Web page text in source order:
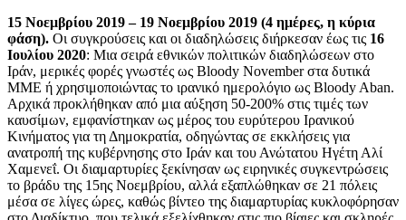
15 Νοεμβρίου 2019 – 19 Νοεμβρίου 2019 (4 ημέρες, η κύρια
φάση). Οι συγκρούσεις και οι διαδηλώσεις διήρκεσαν έως τις 16
Ιουλίου 2020: Μια σειρά εθνικών πολιτικών διαδηλώσεων στο
Ιράν, μερικές φορές γνωστές ως Bloody November στα δυτικά
ΜΜΕ ή χρησιμοποιώντας το ιρανικό ημερολόγιο ως Bloody Aban.
Αρχικά προκλήθηκαν από μια αύξηση 50-200% στις τιμές των
καυσίμων, εμφανίστηκαν ως μέρος του ευρύτερου Ιρανικού
Κινήματος για τη Δημοκρατία, οδηγώντας σε εκκλήσεις για
ανατροπή της κυβέρνησης στο Ιράν και του Ανώτατου Ηγέτη Αλί
Χαμενεΐ. Οι διαμαρτυρίες ξεκίνησαν ως ειρηνικές συγκεντρώσεις
το βράδυ της 15ης Νοεμβρίου, αλλά εξαπλώθηκαν σε 21 πόλεις
μέσα σε λίγες ώρες, καθώς βίντεο της διαμαρτυρίας κυκλοφόρησαν